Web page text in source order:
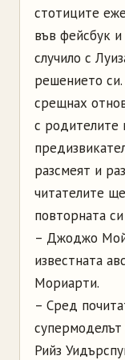
стотиците
във фейсбук
случило с
решението
срещнах
с родителите
разсмеят и
читателите
повторната
– Джоджо
известната
Мориарти.
– Сред
Рийз